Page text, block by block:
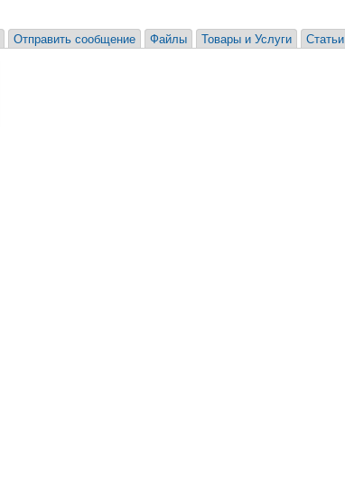
Отправить сообщение Файлы Товары и Услуги Статьи